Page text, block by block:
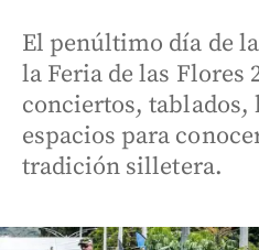
El penúltimo día de
la Feria de las Flores
conciertos, tablados,
espacios para
tradición silletera.